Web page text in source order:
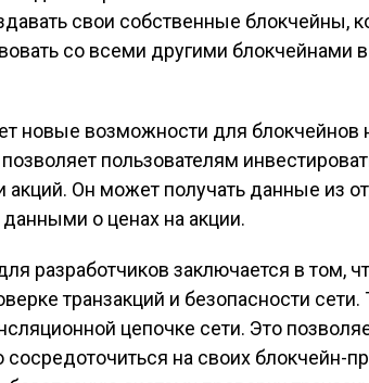
свои собственные блокчейны,
со всеми другими блокчейнами
новые возможности для блокчейнов
пользователям
акций. Он может получать данные из
о ценах на акции.
разработчиков заключается в том,
транзакций и безопасности сети.
цепочке сети. Это
на своих блокчейн-